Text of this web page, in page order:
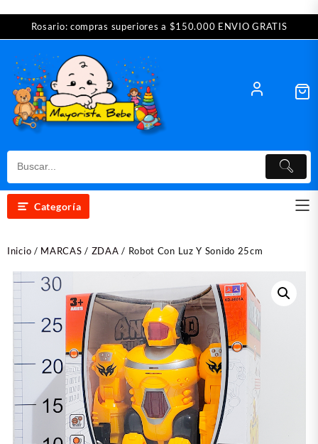
Rosario: compras superiores a $150.000 ENVIO GRATIS
Categoría
Inicio / MARCAS / ZDAA / Robot Con Luz Y Sonido 25cm